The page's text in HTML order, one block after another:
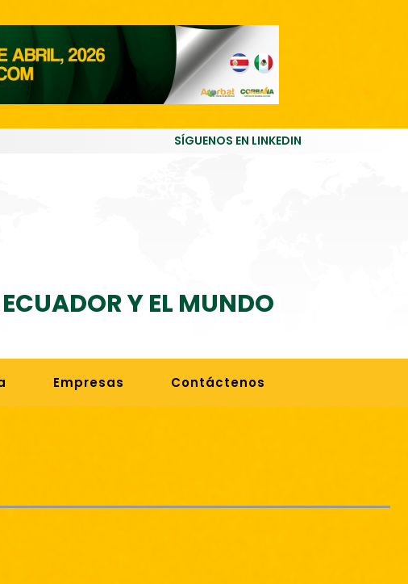
SÍGUENOS EN LINKEDIN
Y EL MUNDO
Empresas Contáctenos